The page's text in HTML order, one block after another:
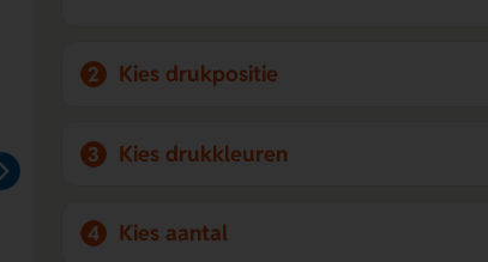
2 Kies drukpositie
3 Kies drukkleuren
4 Kies aantal